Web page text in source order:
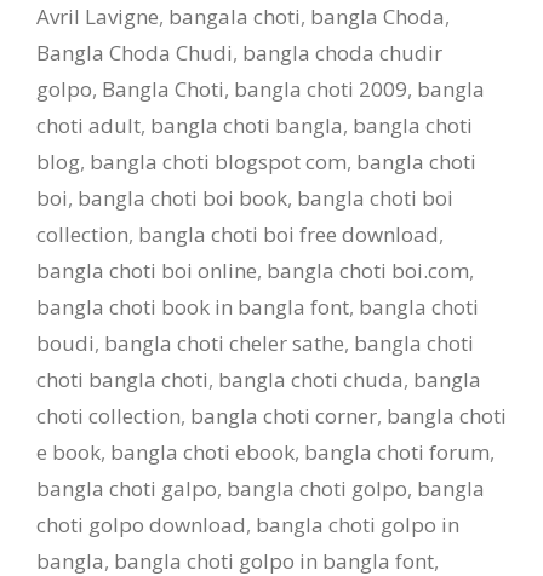
Avril Lavigne, bangala choti, bangla Choda,
Bangla Choda Chudi, bangla choda chudir
golpo, Bangla Choti, bangla choti 2009, bangla
choti adult, bangla choti bangla, bangla choti
blog, bangla choti blogspot com, bangla choti
boi, bangla choti boi book, bangla choti boi
collection, bangla choti boi free download,
bangla choti boi online, bangla choti boi.com,
bangla choti book in bangla font, bangla choti
boudi, bangla choti cheler sathe, bangla choti
choti bangla choti, bangla choti chuda, bangla
choti collection, bangla choti corner, bangla choti
e book, bangla choti ebook, bangla choti forum,
bangla choti galpo, bangla choti golpo, bangla
choti golpo download, bangla choti golpo in
bangla, bangla choti golpo in bangla font,